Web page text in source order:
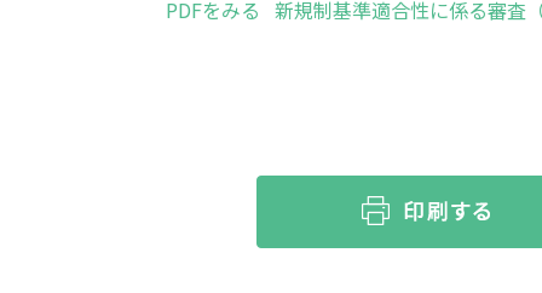
PDFをみる 新規制基準適合性に係る審査